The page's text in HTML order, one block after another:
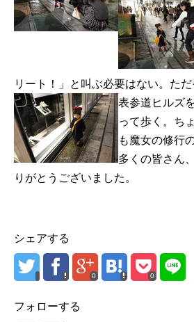
リート！」と叫ぶ必要はない。た
表参道ヒルズ
って歩く。ち
も魔女の修行
多くの皆さん
りがとうございました。
シェアする
0 0
フォローする